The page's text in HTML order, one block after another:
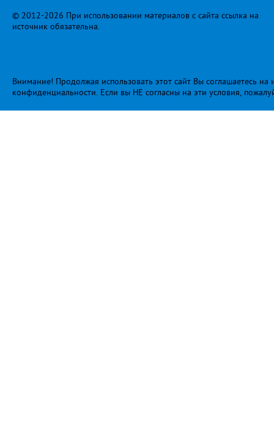
© 2012-2026 При использовании материалов с сайта ссылка на
источник обязательна.
Внимание! Продолжая использовать этот сайт Вы соглашаетесь
конфиденциальности. Если вы НЕ согласны на эти условия,